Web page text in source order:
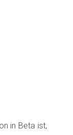
in Beta ist,